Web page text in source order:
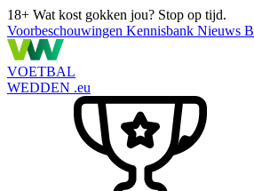
18+ Wat kost gokken jou? Stop op tijd.
Voorbeschouwingen Kennisbank Nieuws
VOETBAL
WEDDEN .eu